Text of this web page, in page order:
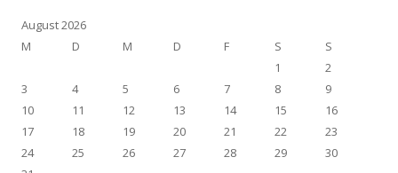
August 2026
M
D M D F S
S
1
2
3
4 5 6 7 8
9
10
11 12 13 14 15
16
17
18 19 20 21 22
23
24
25 26 27 28 29
30